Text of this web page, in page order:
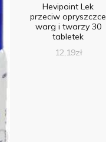
Hevipoint Lek
przeciw opryszczce
warg i twarzy 30
tabletek
12,19zł